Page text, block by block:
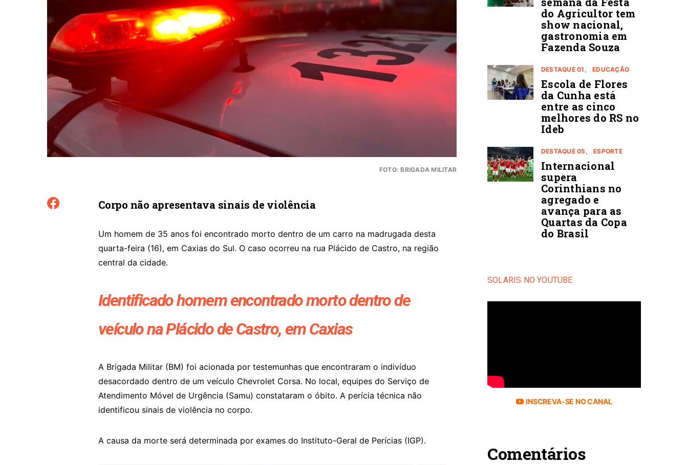
FOTO: BRIGADA MILITAR
Corpo não apresentava sinais de violência
Um homem de 35 anos foi encontrado morto dentro de um carro na madrugada desta
quarta-feira (16), em Caxias do Sul. O caso ocorreu na rua Plácido de Castro, na região
central da cidade.
Identificado homem encontrado morto dentro de
veículo na Plácido de Castro, em Caxias
A Brigada Militar (BM) foi acionada por testemunhas que encontraram o indivíduo
desacordado dentro de um veículo Chevrolet Corsa. No local, equipes do Serviço de
Atendimento Móvel de Urgência (Samu) constataram o óbito. A perícia técnica não
identificou sinais de violência no corpo.
A causa da morte será determinada por exames do Instituto-Geral de Perícias (IGP).
do Agricultor tem
show nacional,
gastronomia em
Fazenda Souza
DESTAQUE 01 EDUCAÇÃO
Escola de Flores
da Cunha está
entre as cinco
melhores do RS no
Ideb
DESTAQUE 05 ESPORTE
Internacional
supera
Corinthians no
agregado e
avança para as
Quartas da Copa
do Brasil
SOLARIS NO YOUTUBE
INSCREVA-SE NO CANAL
Comentários